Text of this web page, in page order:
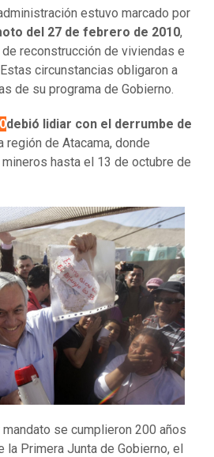
estuvo marcado por
del 27 de febrero de 2010,
reconstrucción de viviendas e
circunstancias obligaron a
de su programa de Gobierno.
debió lidiar con el derrumbe de
región de Atacama, donde
hasta el 13 de octubre de
se cumplieron 200 años
Primera Junta de Gobierno, el